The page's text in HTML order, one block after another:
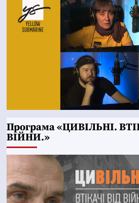
Програма «ЦИВІЛЬНІ.
ВІЙНИ.»